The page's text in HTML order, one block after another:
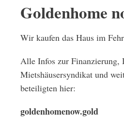
Goldenhome
Wir kaufen das Haus im
Alle Infos zur Finanzierung,
Mietshäusersyndikat und
beteiligten hier:
goldenhomenow.gold